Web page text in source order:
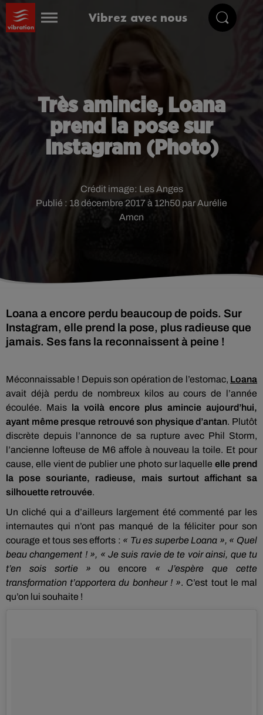
Vibrez avec nous
Très amincie, Loana
prend la pose sur
Instagram (Photo)
Publié : 18 décembre 2017 à 12h50 par Aurélie
Amcn
Crédit image: Les Anges
Loana a encore perdu beaucoup de poids. Sur
Instagram, elle prend la pose, plus radieuse que
jamais. Ses fans la reconnaissent à peine !
Méconnaissable ! Depuis son opération de l’estomac, Loana
avait déjà perdu de nombreux kilos au cours de l’année
écoulée. Mais la voilà encore plus amincie aujourd’hui,
ayant même presque retrouvé son physique d’antan. Plutôt
discrète depuis l’annonce de sa rupture avec Phil Storm,
l’ancienne lofteuse de M6 affole à nouveau la toile. Et pour
cause, elle vient de publier une photo sur laquelleelle prend
la pose souriante, radieuse, mais surtout affichant sa
silhouette retrouvée.
Un cliché qui a d’ailleurs largement été commenté par les
internautes qui n’ont pas manqué de la féliciter pour son
courage et tous ses efforts : « Tu es superbe Loana », « Quel
beau changement ! », « Je suis ravie de te voir ainsi, que tu
t’en sois sortie » ou encore « J’espère que cette
transformation t’apportera du bonheur !». C’est tout le mal
qu’on lui souhaite !